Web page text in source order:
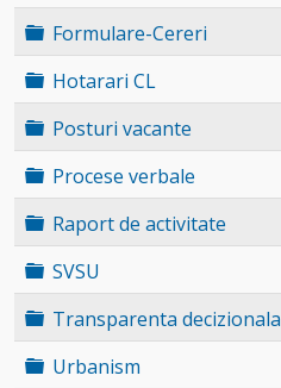
Folder
Formulare-Cereri
Folder
Hotarari CL
Folder
Posturi vacante
Folder
Procese verbale
Folder
Raport de activitate
Folder
SVSU
Folder
Transparenta decizionala
Folder
Urbanism